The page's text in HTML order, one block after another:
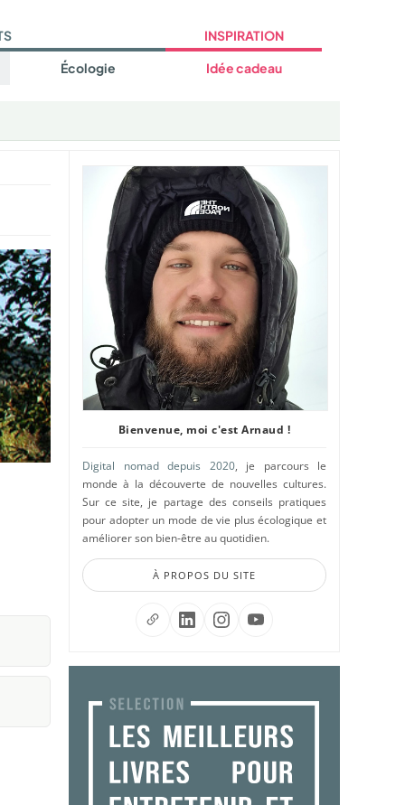
Écologie
INSPIRATION
Idée cadeau
Bienvenue, moi c'est Arnaud !
Digital nomad depuis 2020, je parcours le
monde à la découverte de nouvelles cultures.
Sur ce site, je partage des conseils pratiques
pour adopter un mode de vie plus écologique et
améliorer son bien-être au quotidien.
À PROPOS DU SITE